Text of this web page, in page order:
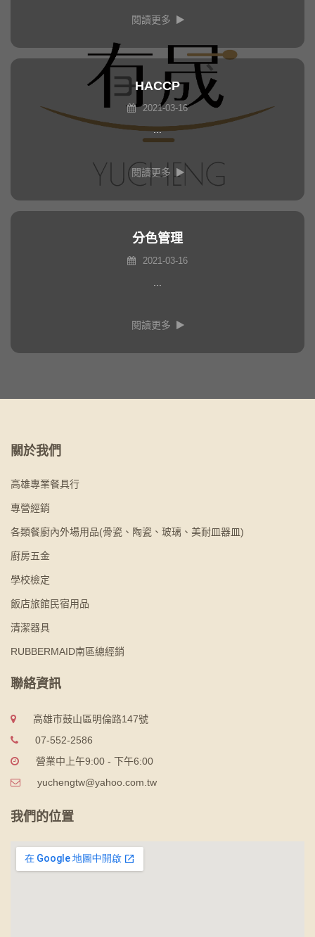
閱讀更多
HACCP
2021-03-16
...
閱讀更多
分色管理
2021-03-16
閱讀更多
關於我們
高雄專業餐具行
專營經銷
各類餐廚內外場用品(骨瓷、陶瓷、玻璃、美耐皿器皿)
廚房五金
學校檢定
飯店旅館民宿用品
清潔器具
RUBBERMAID南區總經銷
聯絡資訊
高雄市鼓山區明倫路147號
07-552-2586
營業中上午9:00 - 下午6:00
yuchengtw@yahoo.com.tw
我們的位置